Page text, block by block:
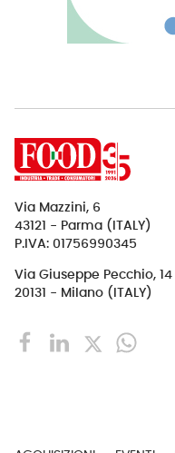
Via Mazzini, 6
43121 - Parma (ITALY)
P.IVA: 01756990345
Via Giuseppe Pecchio, 14
20131 - Milano (ITALY)